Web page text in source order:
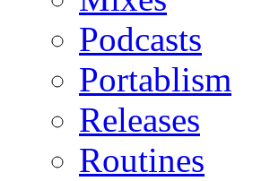
Podcasts
Portablism
Releases
Routines